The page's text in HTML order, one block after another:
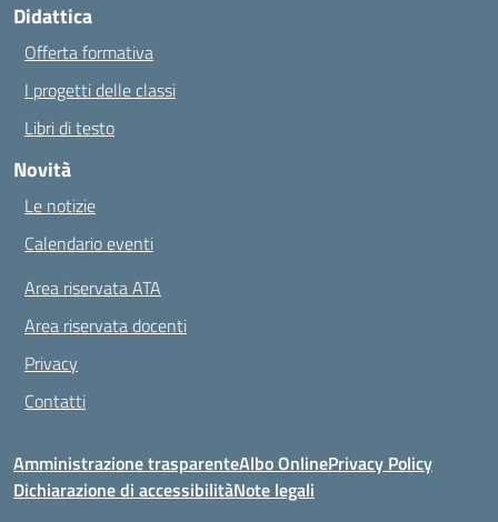
Didattica
Offerta formativa
I progetti delle classi
Libri di testo
Novità
Le notizie
Calendario eventi
Area riservata ATA
Area riservata docenti
Privacy
Contatti
Amministrazione trasparenteAlbo OnlinePrivacy Policy
Dichiarazione di accessibilitàNote legali